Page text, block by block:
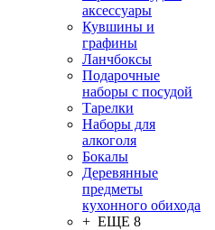
аксессуары
Кувшины и
графины
Ланчбоксы
Подарочные
наборы с посудой
Тарелки
Наборы для
алкоголя
Бокалы
Деревянные
предметы
кухонного обихода
+ ЕЩЕ 8